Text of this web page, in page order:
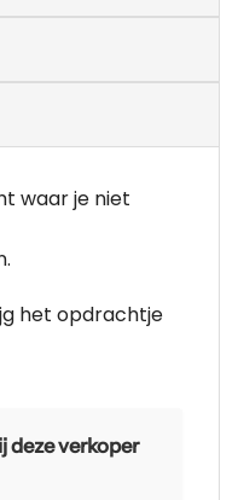
waar je niet
het opdrachtje
deze verkoper